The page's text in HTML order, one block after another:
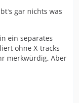
gar nichts was
ein separates
ohne X-tracks
merkwürdig. Aber